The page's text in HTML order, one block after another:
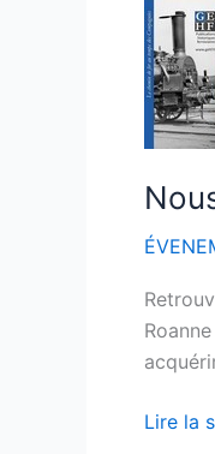
serons
à
Riorges
(42)
les
et
14
2026
Lire la